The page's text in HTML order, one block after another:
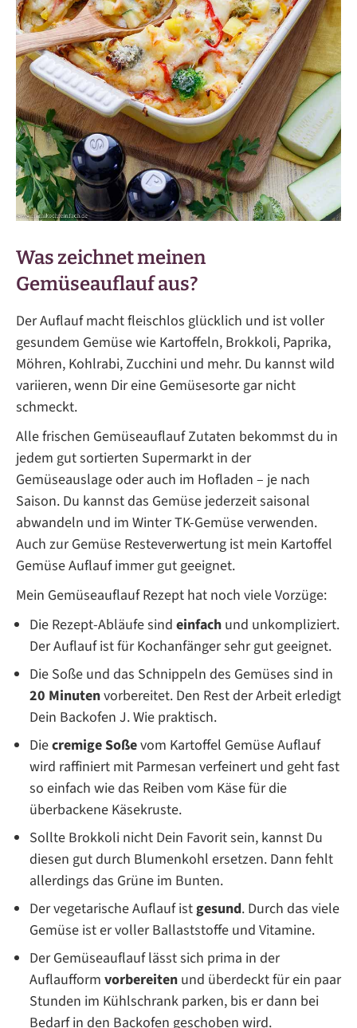
Was zeichnet meinen
Gemüseauflauf aus?
Der Auflauf macht fleischlos glücklich und ist voller
gesundem Gemüse wie Kartoffeln, Brokkoli, Paprika,
Möhren, Kohlrabi, Zucchini und mehr. Du kannst wild
variieren, wenn Dir eine Gemüsesorte gar nicht
schmeckt.
Alle frischen Gemüseauflauf Zutaten bekommst du in
jedem gut sortierten Supermarkt in der
Gemüseauslage oder auch im Hofladen – je nach
Saison. Du kannst das Gemüse jederzeit saisonal
abwandeln und im Winter TK-Gemüse verwenden.
Auch zur Gemüse Resteverwertung ist mein Kartoffel
Gemüse Auflauf immer gut geeignet.
Mein Gemüseauflauf Rezept hat noch viele Vorzüge:
Die Rezept-Abläufe sind einfach und unkompliziert.
Der Auflauf ist für Kochanfänger sehr gut geeignet.
Die Soße und das Schnippeln des Gemüses sind in
20 Minutenvorbereitet. Den Rest der Arbeit erledigt
Dein Backofen J. Wie praktisch.
Diecremige Soßevom Kartoffel Gemüse Auflauf
wird raffiniert mit Parmesan verfeinert und geht fast
so einfach wie das Reiben vom Käse für die
überbackene Käsekruste.
Sollte Brokkoli nicht Dein Favorit sein, kannst Du
diesen gut durch Blumenkohl ersetzen. Dann fehlt
allerdings das Grüne im Bunten.
Der vegetarische Auflauf istgesund. Durch das viele
Gemüse ist er voller Ballaststoffe und Vitamine.
Der Gemüseauflauf lässt sich prima in der
Auflaufform vorbereiten und überdeckt für ein paar
Stunden im Kühlschrank parken, bis er dann bei
Bedarf in den Backofen geschoben wird.